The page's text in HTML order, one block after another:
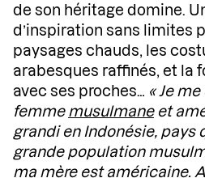
de son héritage domine.
d’inspiration sans limites
paysages chauds, les
arabesques raffinés, et la
avec ses proches… « Je
femme musulmaneet
grandi en Indonésie, pays
grande population
ma mère est américaine.